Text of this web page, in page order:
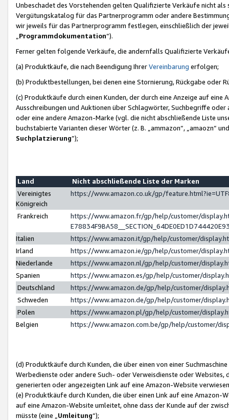
Unbeschadet des Vorstehenden gelten Qualifizierte Verkäufe nicht
Vergütungskatalog für das Partnerprogramm oder andere
wir jeweils für das Partnerprogramm festlegen, einschließlich der
Programmdokumentation“).
Ferner gelten folgende Verkäufe, die andernfalls Qualifizierte
(a) Produktkäufe, die nach Beendigung IhrerVereinbarung erfolgen;
(b) Produktbestellungen, bei denen eine Stornierung, Rückgabe oder
(c) Produktkäufe durch einen Kunden, der durch eine Anzeige auf
Ausschreibungen und Auktionen über Schlagwörter, Suchbegriffe
oder eine andere Amazon-Marke (vgl. die nicht abschließende Liste
buchstabierte Varianten dieser Wörter (z. B. „ammazon“, „amaozn“
Suchplatzierung”);
Land
Nicht abschließende Liste der Marken
Vereinigtes
Königreich
https://www.amazon.co.uk/gp/
Frankreich
https://www.amazon.fr/gp/help/customer/
Italien
https://www.amazon.it/gp/help/customer/
Irland
https://www.amazon.ie/gp/help/customer/
Niederlande
https://www.amazon.nl/gp/help/customer/
Spanien
https://www.amazon.es/gp/help/customer/
Deutschland
https://www.amazon.de/gp/help/customer/
Schweden
https://www.amazon.de/gp/help/customer/
Polen
https://www.amazon.pl/gp/help/customer/
Belgien
https://www.amazon.com.be/gp/help/customer/
(d) Produktkäufe durch Kunden, die über einen von einer
Werbedienste oder andere Such- oder Verweisdienste oder Websites,
generierten oder angezeigten Link auf eine Amazon-Website
(e) Produktkäufe durch Kunden, die über einen Link auf eine
auf eine Amazon-Website umleitet, ohne dass der Kunde auf der
müsste (eine „ Umleitung“);